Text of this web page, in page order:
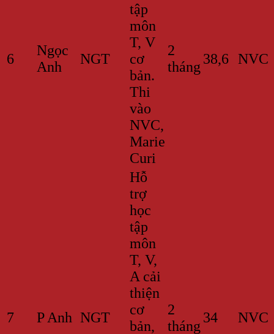
6
Ngọc
Anh
NGT
tập
môn
T, V
cơ
bản.
Thi
vào
NVC,
Marie
Curi
2
tháng 38,6 NVC
7 P Anh NGT
Hỗ
trợ
học
tập
môn
T, V,
A cải
thiện
cơ
bản,
2
tháng
34 NVC